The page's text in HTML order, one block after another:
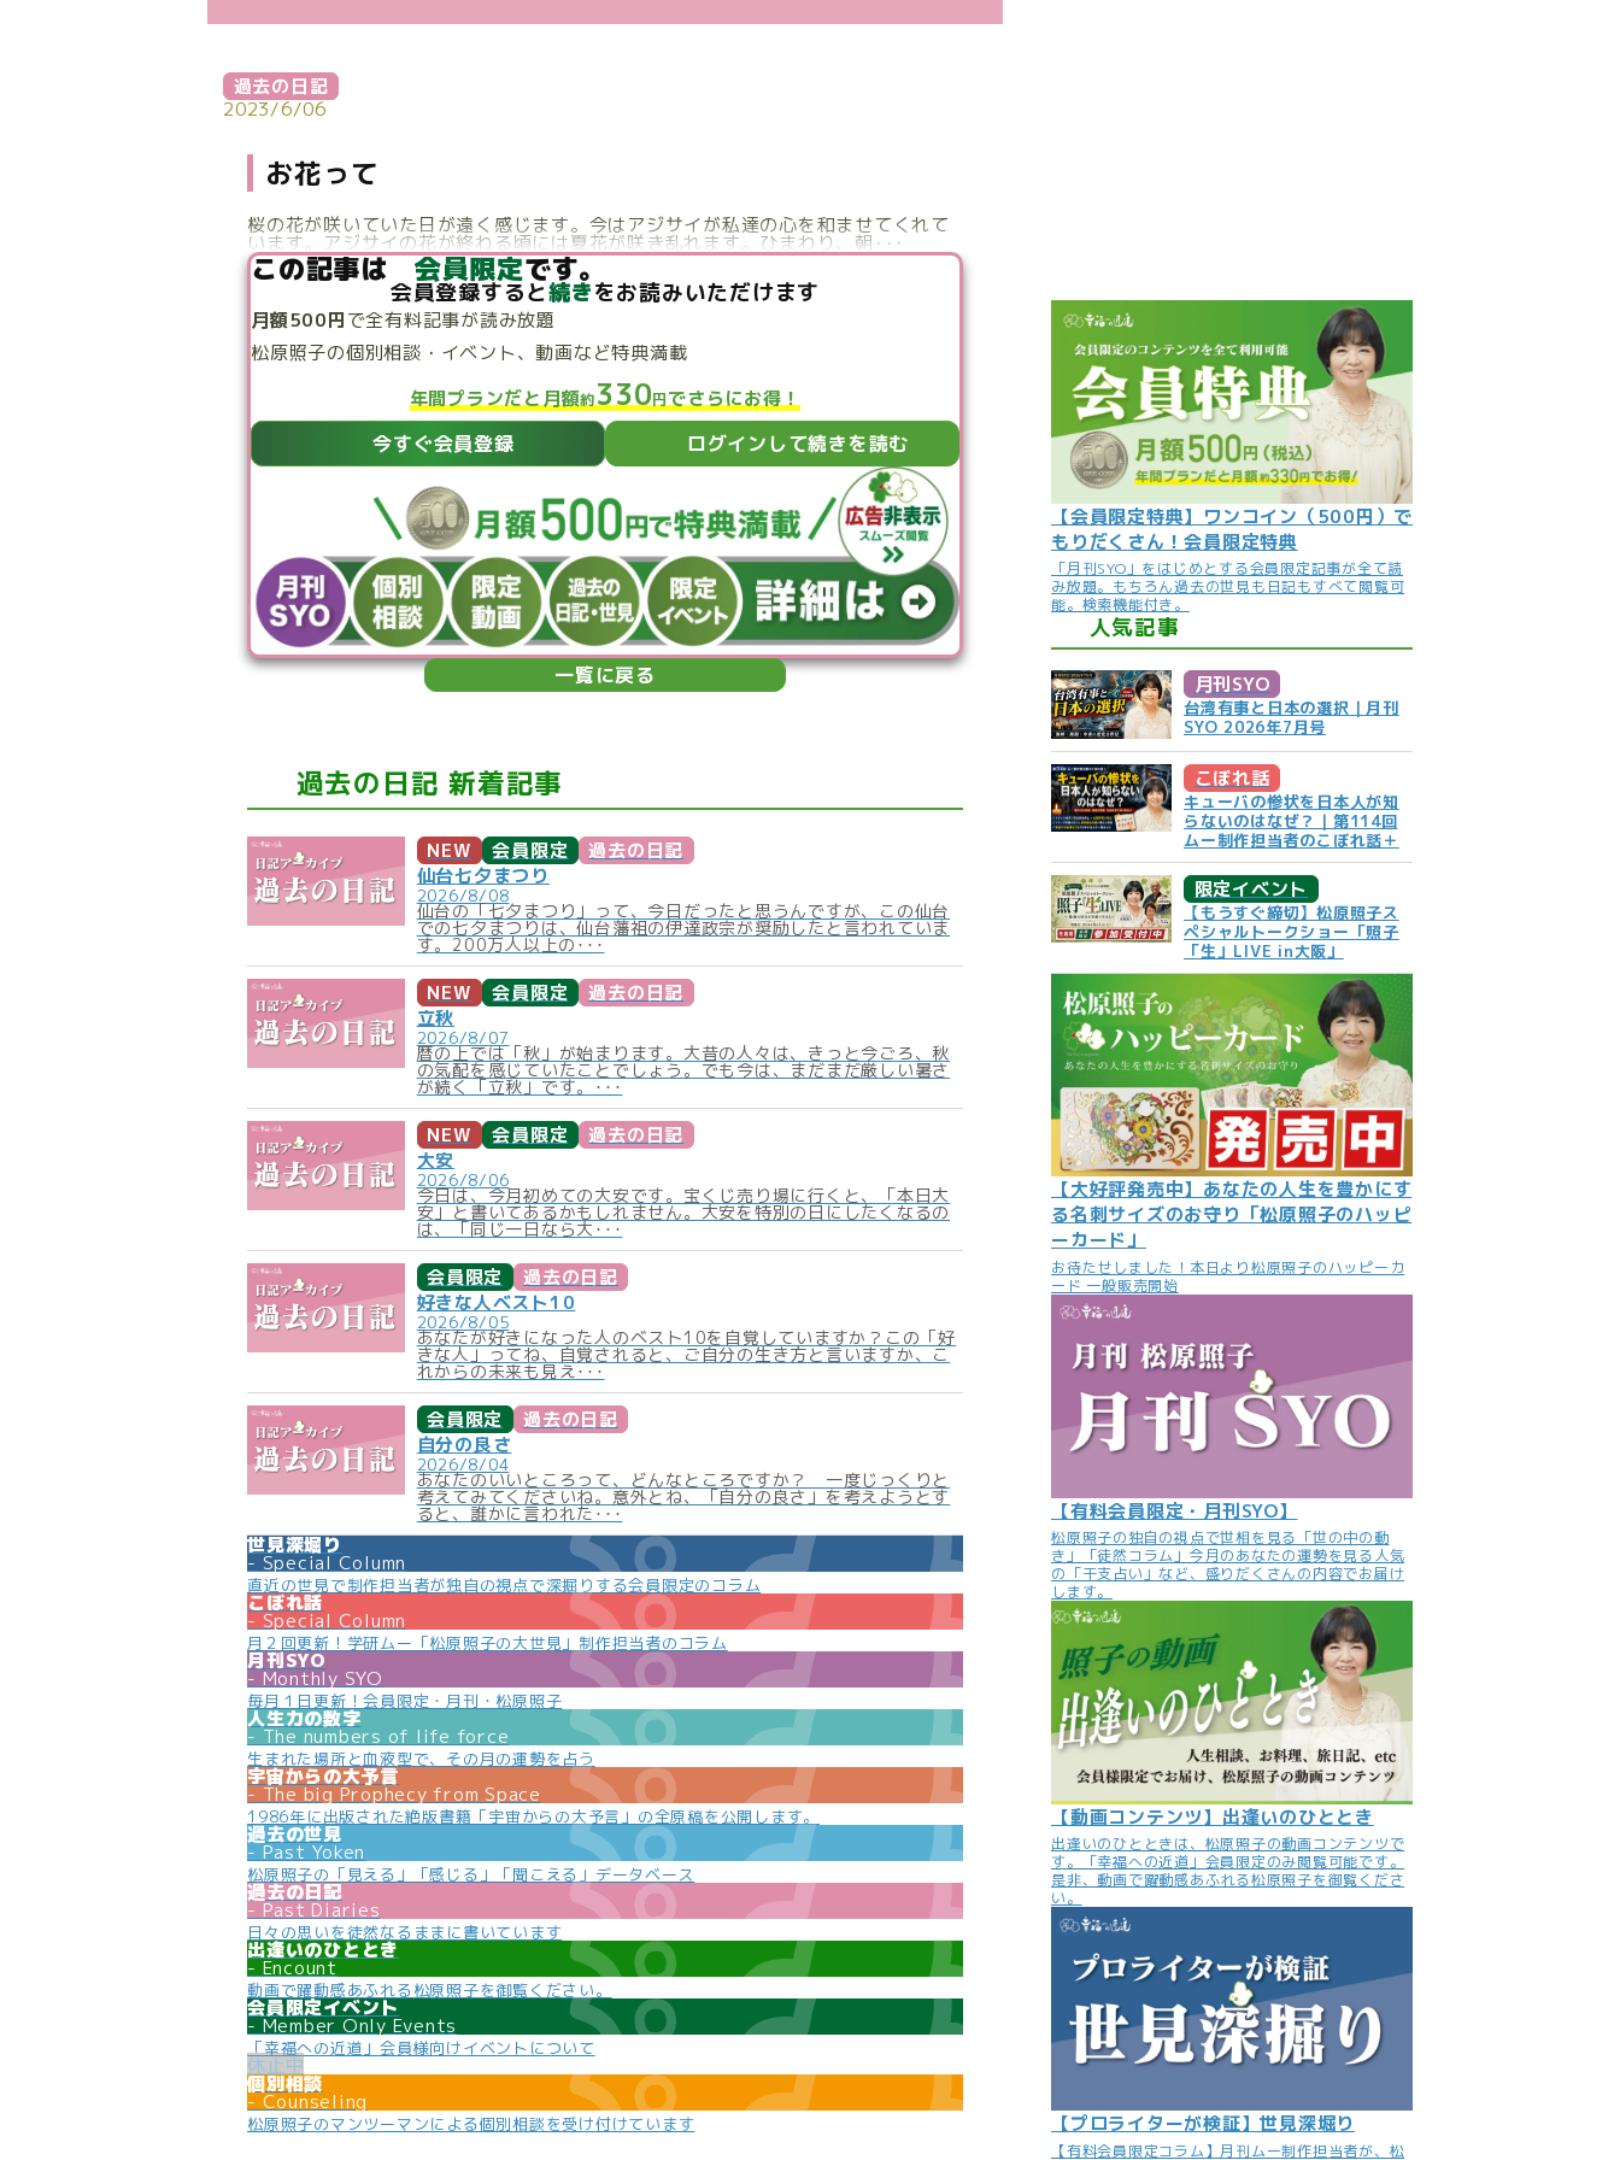
よくある質問
過去の日記
2023/6/06
お花って
桜の花が咲いていた日が遠く感じます。今はアジサイが私達の心を和ませてくれて
います。アジサイの花が終わる頃には夏花が咲き乱れます。ひまわり、朝･･･
この記事は 会員限定です。
会員登録すると続きをお読みいただけます
月額500円で全有料記事が読み放題
松原照子の個別相談・ イベント、動画など特典満載
年間プランだと月額約330円でさらにお得！
今すぐ会員登録 ログインして続きを読む
一覧に戻る
過去の日記 新着記事
NEW 会員限定
過去の日記
仙台七夕まつり
2026/8/08
仙台の「七夕まつり」って、今日だったと思うんですが、この仙台
での七夕まつりは、仙台藩祖の伊達政宗が奨励したと言われていま
す。200万人以上の･･･
NEW 会員限定
過去の日記
立秋
2026/8/07
暦の上では「秋」が始まります。大昔の人々は、きっと今ごろ、秋
の気配を感じていたことでしょう。でも今は、まだまだ厳しい暑さ
が続く「立秋」です。･･･
NEW 会員限定
過去の日記
大安
2026/8/06
今日は、今月初めての大安です。宝くじ売り場に行くと、「本日大
安」と書いてあるかもしれません。大安を特別の日にしたくなるの
は、「同じ一日なら大･･･
会員限定
過去の日記
好きな人ベスト10
2026/8/05
あなたが好きになった人のベスト10を自覚していますか？この「好
きな人」ってね、自覚されると、ご自分の生き方と言いますか、こ
れからの未来も見え･･･
会員限定
過去の日記
自分の良さ
2026/8/04
あなたのいいところって、どんなところですか？ 一度じっくりと
考えてみてくださいね。意外とね、「自分の良さ」を考えようとす
ると、誰かに言われた･･･
世見深堀り
Special Column
直近の世見で制作担当者が独自の視点で深掘りする会員限定のコラム
こぼれ話
Special Column
月２回更新！学研ムー「松原照子の大世見」制作担当者のコラム
月刊SYO
Monthly SYO
毎月１日更新！会員限定・月刊・松原照子
人生力の数字
The numbers of life force
生まれた場所と血液型で、その月の運勢を占う
宇宙からの大予言
The big Prophecy from Space
1986年に出版された絶版書籍「宇宙からの大予言」の全原稿を公開します。
過去の世見
Past Yoken
松原照子の「見える」「感じる」「聞こえる」データベース
過去の日記
Past Diaries
日々の思いを徒然なるままに書いています
出逢いのひととき
Encount
動画で躍動感あふれる松原照子を御覧ください。
会員限定イベント
Member Only Events
「幸福への近道」会員様向けイベントについて
個別相談
Counseling
松原照子のマンツーマンによる個別相談を受け付けています
【会員限定特典】ワンコイン（500円）で
もりだくさん！会員限定特典
「月刊SYO」をはじめとする会員限定記事が全て読
み放題。もちろん過去の世見も日記もすべて閲覧可
能。検索機能付き。
人気記事
月刊SYO
台湾有事と日本の選択｜月刊
SYO 2026年7月号
こぼれ話
キューバの惨状を日本人が知
らないのはなぜ？｜第114回
ムー制作担当者のこぼれ話＋
限定イベント
【もうすぐ締切】松原照子ス
ペシャルトークショー「照子
「生」LIVE in大阪」
【大好評発売中】あなたの人生を豊かにす
る名刺サイズのお守り「松原照子のハッピ
ーカード」
お待たせしました！本日より松原照子のハッピーカ
ード 一般販売開始
【有料会員限定・月刊SYO】
松原照子の独自の視点で世相を見る「世の中の動
き」「徒然コラム」今月のあなたの運勢を見る人気
の「干支占い」など、盛りだくさんの内容でお届け
します。
【動画コンテンツ】出逢いのひととき
出逢いのひとときは、松原照子の動画コンテンツで
す。「幸福への近道」会員限定のみ閲覧可能です。
是非、動画で躍動感あふれる松原照子を御覧くださ
い。
【プロライターが検証】世見深堀り
【有料会員限定コラム】月刊ムー制作担当者が、松